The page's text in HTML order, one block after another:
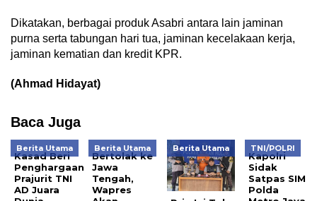
Dikatakan, berbagai produk Asabri antara lain jaminan
purna serta tabungan hari tua, jaminan kecelakaan kerja,
jaminan kematian dan kredit KPR.
(Ahmad Hidayat)
Baca Juga
Berita Utama
Kasad Beri
Penghargaan
Prajurit TNI
AD Juara
Berita Utama
Bertolak ke
Jawa
Tengah,
Wapres
Berita Utama TNI/POLRI
Kapolri
Sidak
Satpas SIM
Polda